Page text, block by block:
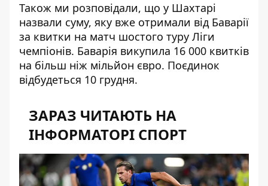
Також ми розповідали, що у Шахтарі
назвали суму, яку вже отримали від Баварії
за квитки на матч шостого туру Ліги
чемпіонів. Баварія викупила 16 000 квитків
на більш ніж мільйон євро. Поєдинок
відбудеться 10 грудня.
ЗАРАЗ ЧИТАЮТЬ НА
ІНФОРМАТОРІ СПОРТ